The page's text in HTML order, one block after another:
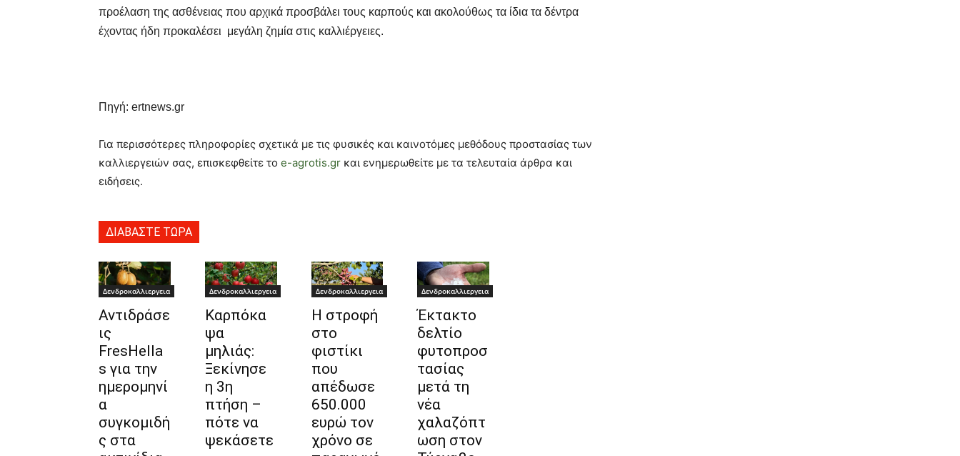
προέλαση της ασθένειας που αρχικά προσβάλει τους καρπούς και ακολούθως τα ίδια τα δέντρα
έχοντας ήδη προκαλέσει μεγάλη ζημία στις καλλιέργειες.
Πηγή: ertnews.gr
Για περισσότερες πληροφορίες σχετικά με τις φυσικές και καινοτόμες μεθόδους προστασίας των
καλλιεργειών σας, επισκεφθείτε το e-agrotis.gr και ενημερωθείτε με τα τελευταία άρθρα και
ειδήσεις.
ΔΙΑΒΑΣΤΕ ΤΩΡΑ
Δενδροκαλλιεργεια
Αντιδράσε
ις
FresHella
s για την
ημερομηνί
α
συγκομιδή
ς στα
Δενδροκαλλιεργεια
Καρπόκα
ψα
μηλιάς:
Ξεκίνησε
η 3η
πτήση –
πότε να
ψεκάσετε
Δενδροκαλλιεργεια
Η στροφή
στο
φιστίκι
που
απέδωσε
650.000
ευρώ τον
χρόνο σε
Δενδροκαλλιεργεια
Έκτακτο
δελτίο
φυτοπροσ
τασίας
μετά τη
νέα
χαλαζόπτ
ωση στον